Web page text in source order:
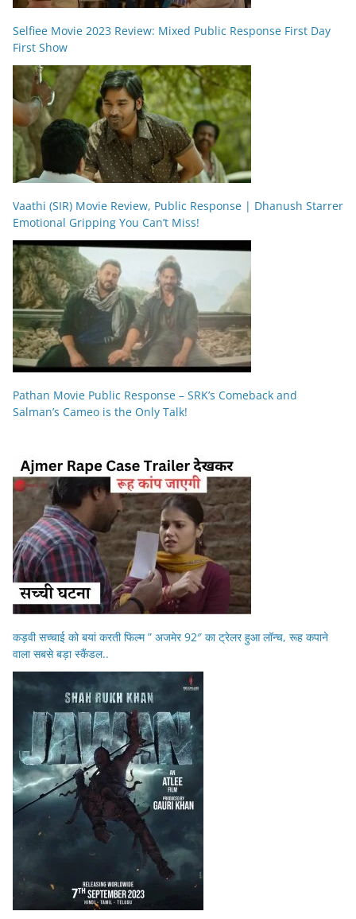
Selfiee Movie 2023 Review: Mixed Public Response First Day
First Show
Vaathi (SIR) Movie Review, Public Response | Dhanush Starrer
Emotional Gripping You Can’t Miss!
Pathan Movie Public Response – SRK’s Comeback and
Salman’s Cameo is the Only Talk!
कड़वी सच्चाई को बयां करती फिल्म ” अजमेर 92″ का ट्रेलर हुआ लॉन्च, रूह कपाने
वाला सबसे बड़ा स्कैंडल..